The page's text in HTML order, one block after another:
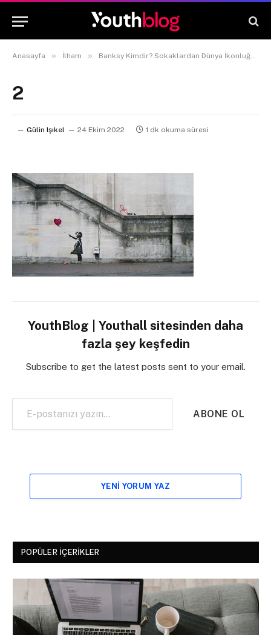
Anasayfa » İlham » Banksy Kimdir? Sokaklardan Dünya İkonluğuna Doğru Bir Yolculuk
2
Gülin Işıkel 24 Ekim 2022 1 dk okuma süresi
YouthBlog | Youthall sitesinden daha
fazla şey keşfedin
Subscribe to get the latest posts sent to your email.
E-postanızı yazın…
ABONE OL
YENI YORUM YAZ
POPÜLER İÇERIKLER